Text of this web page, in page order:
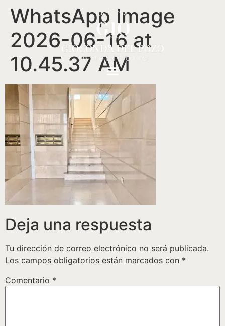
WhatsApp Image
2026-06-16 at
10.45.37 AM
Deja una respuesta
Tu dirección de correo electrónico no será publicada.
Los campos obligatorios están marcados con *
Comentario *